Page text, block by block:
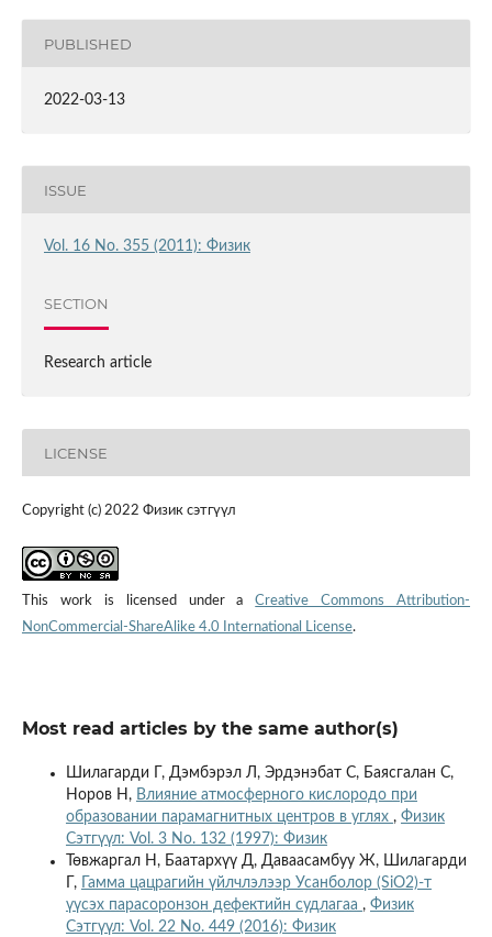
PUBLISHED
2022-03-13
ISSUE
Vol. 16 No. 355 (2011): Физик
SECTION
Research article
LICENSE
Copyright (c) 2022 Физик сэтгүүл
This work is licensed under aCreative Commons Attribution-
NonCommercial-ShareAlike 4.0 International License.
Most read articles by the same author(s)
Шилагарди Г, Дэмбэрэл Л, Эрдэнэбат С, Баясгалан С,
Норов Н, Влияние атмосферного кислородо при
образовании парамагнитных центров в углях , Физик
Сэтгүүл: Vol. 3 No. 132 (1997): Физик
Төвжаргал Н, Баатархүү Д, Даваасамбуу Ж, Шилагарди
Г,
Гамма цацрагийн үйлчлэлээр Усанболор (SiO2)-т
үүсэх парасоронзон дефектийн судлагаа , Физик
Сэтгүүл: Vol. 22 No. 449 (2016): Физик